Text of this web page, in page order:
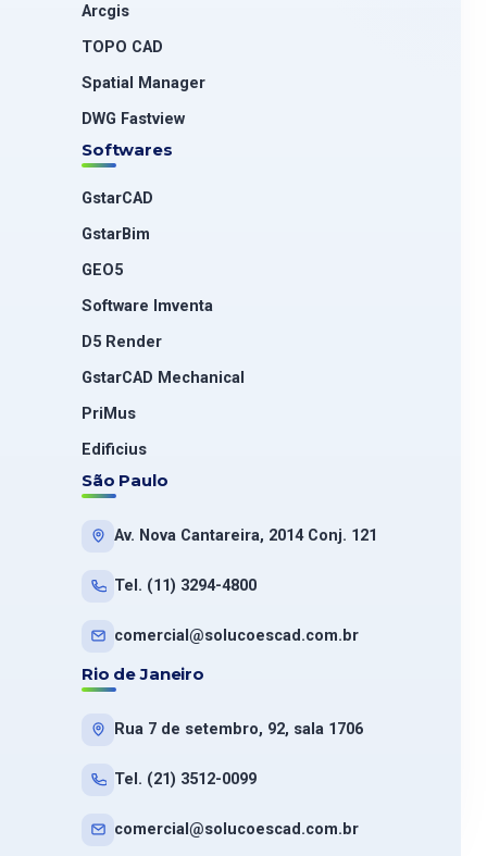
Arcgis
TOPO CAD
Spatial Manager
DWG Fastview
Softwares
GstarCAD
GstarBim
GEO5
Software Imventa
D5 Render
GstarCAD Mechanical
PriMus
Edificius
São Paulo
Av. Nova Cantareira, 2014 Conj. 121
Tel. (11) 3294-4800
comercial@solucoescad.com.br
Rio de Janeiro
Rua 7 de setembro, 92, sala 1706
Tel. (21) 3512-0099
comercial@solucoescad.com.br